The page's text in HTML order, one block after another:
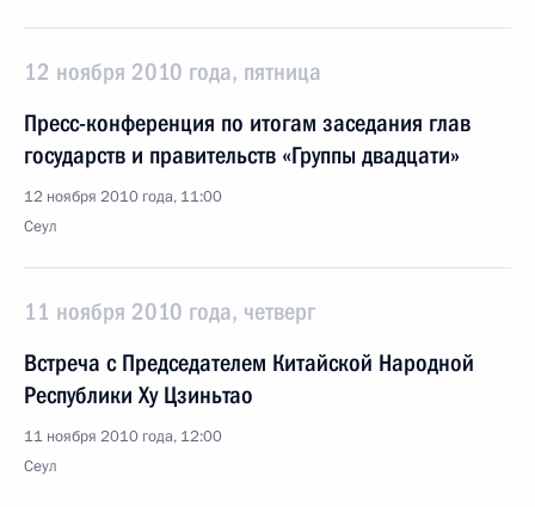
12 ноября 2010 года, пятница
Пресс-конференция по итогам заседания глав
государств и правительств «Группы двадцати»
12 ноября 2010 года, 11:00
Сеул
11 ноября 2010 года, четверг
Встреча с Председателем Китайской Народной
Республики Ху Цзиньтао
11 ноября 2010 года, 12:00
Сеул